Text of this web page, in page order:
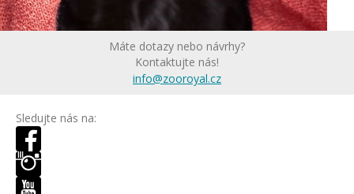
Máte dotazy nebo návrhy?
Kontaktujte nás!
info@zooroyal.cz
Sledujte nás na: